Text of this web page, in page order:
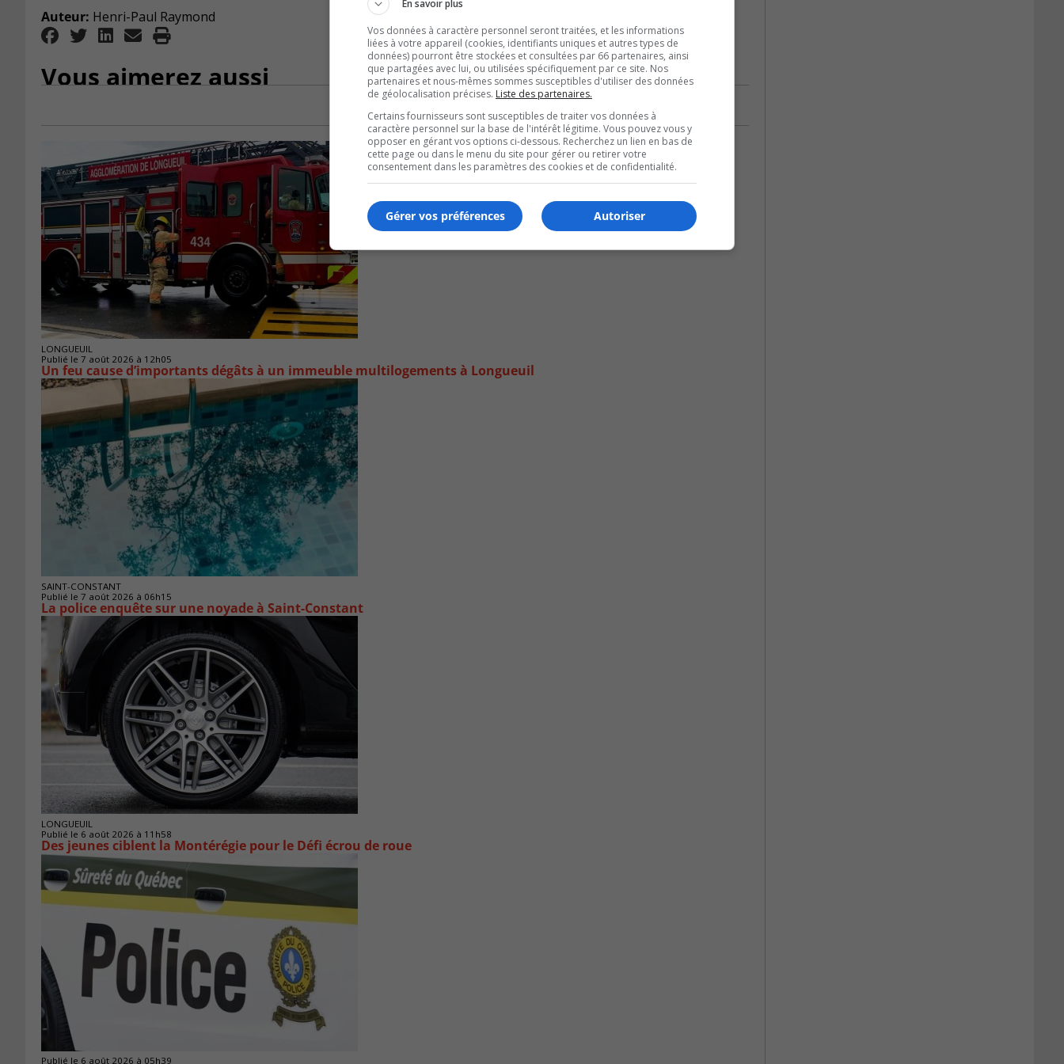
Auteur: Henri-Paul Raymond
Vous aimerez aussi
LONGUEUIL
Publié le 7 août 2026 à 12h05
Un feu cause d’importants dégâts à un immeuble multilogements à Longueuil
SAINT-CONSTANT
Publié le 7 août 2026 à 06h15
La police enquête sur une noyade à Saint-Constant
LONGUEUIL
Publié le 6 août 2026 à 11h58
Des jeunes ciblent la Montérégie pour le Défi écrou de roue
Publié le 6 août 2026 à 05h39
En savoir plus
Vos données à caractère personnel seront traitées, et les informations
liées à votre appareil (cookies, identifiants uniques et autres types de
données) pourront être stockées et consultées par 66 partenaires, ainsi
que partagées avec lui, ou utilisées spécifiquement par ce site. Nos
partenaires et nous-mêmes sommes susceptibles d'utiliser des données
de géolocalisation précises. Liste des partenaires.
Certains fournisseurs sont susceptibles de traiter vos données à
caractère personnel sur la base de l'intérêt légitime. Vous pouvez vous y
opposer en gérant vos options ci-dessous. Recherchez un lien en bas de
cette page ou dans le menu du site pour gérer ou retirer votre
consentement dans les paramètres des cookies et de confidentialité.
Autoriser
Gérer vos préférences